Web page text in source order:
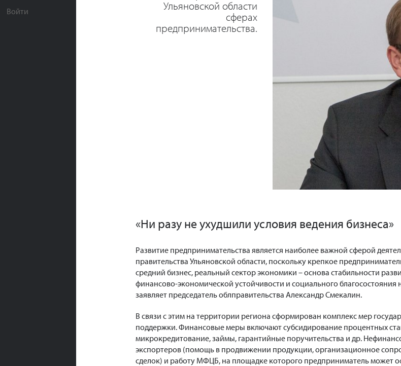
Войти
Ульяновской области
сферах
предпринимательства.
«Ни разу не ухудшили условия ведения бизнеса»
Развитие предпринимательства является наиболее важной сферой
правительства Ульяновской области, поскольку крепкое
средний бизнес, реальный сектор экономики – основа стабильности
финансово-экономической устойчивости и социального благосостояния
заявляет председатель облправительства Александр Смекалин.
В связи с этим на территории региона сформирован комплекс мер
поддержки. Финансовые меры включают субсидирование процентных
микрокредитование, займы, гарантийные поручительства и др.
экспортеров (помощь в продвижении продукции, организационное
сделок) и работу МФЦБ, на площадке которого предприниматель может